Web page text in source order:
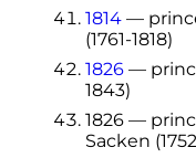
1814—
(1761-1818)
1826—
1843)
1826 —
Sacken